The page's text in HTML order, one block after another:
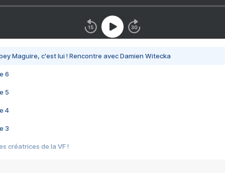
Maguire, c'est lui ! Rencontre avec Damien Witecka
6
5
4
3
créatrices de la VF !